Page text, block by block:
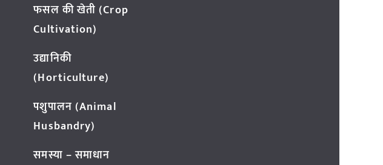
फसल की खेती (Crop
Cultivation)
उद्यानिकी
(Horticulture)
पशुपालन (Animal
Husbandry)
समस्या – समाधान